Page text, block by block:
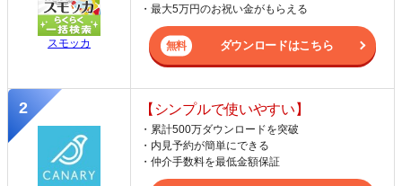
スモッカ
・最大5万円のお祝い金がもらえる
ダウンロードはこちら
【シンプルで使いやすい】
・累計500万ダウンロードを突破
・内見予約が簡単にできる
・仲介手数料を最低金額保証